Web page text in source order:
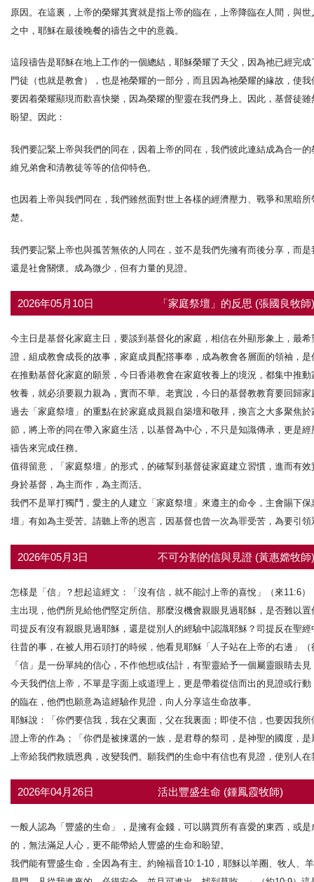
原因。在這裏，上帝的榮耀其實就是指上帝的臨在，上帝降臨在人間，與
之中，耶穌在最後晚餐的禱告之中的意義。
這段禱告是耶穌在地上工作的一個總結，耶穌榮耀了天父，因為祂已經完
門徒（也就是教會），也是祂榮耀的一部分，而且因為祂榮耀的緣故，使
要因着榮耀顯現而歡喜快樂，因為榮耀的聖靈在我們身上。因此，基督徒
盼望。因此：
我們要記緊上帝與我們的同在，因着上帝的同在，我們彼此連結成為合一
維兄弟會和清教徒等等的信仰特色。
也因着上帝與我們同在，我們雖然面對世上各樣的經濟壓力、戰爭和黑暗
楚。
我們要記緊上帝也與孤苦無依的人同在，並不是我們先擁有而後分享，而
還是社會關懷。成為微少，但有力量的見證。
2026年05月10日 「家庭祭壇」的反思 (張國良牧
今主日是基督化家庭主日，要談到基督化的家庭，相信在外顯形象上，最
證，組成教會成長的故事，家庭成員配撘事奉，成為教會各層面的領袖，
在推動基督化家庭的願景，今日香港教會在家庭牧養上的境況，都集中推
牧養，就必須要親力親為，實而不華。老實說，今日的基督教教育要回歸
過去「家庭祭壇」的重點在於家庭成員親自築壇和敬拜，換言之大多聚焦
節，將上帝的同在帶入家庭生活，以基督為中心，不只是知識傳承，更是
禱告來完成任務。
值得留意，「家庭祭壇」的形式，的確幫到基督徒家庭建立習慣，進而有
身於基督，為主而作，為主而活。
我們不是單打獨鬥，愛主的人建立「家庭祭壇」來遵主的命令，主會賜下
壇」有如為主受苦。請聽上帝的恩言，因基督也曾一次為罪受苦，為要引
2026年05月3日 不可分割的信與見證 (黃惠嫦牧
怎樣是「信」？想起這經文：「沒有信，就不能討上帝的喜悅」（來11:6
主出現，他們所見給他們堅定所信。那麼沒機會親眼見過耶穌，是否難以置
司提反有沒有親眼見過耶穌，還是從別人的經驗中認識耶穌？司提反在聖
往昔的事，在被人用石頭打的時候，他看見耶穌「人子站在上帝的右邊」
「信」是一份單純的信心，不作他想或估計，有聖靈給予一個屬靈眼睛去
今天我們信上帝，不單是字面上或道理上，更是帶着從信而出的見證或行
的臨在，他們也願意為這經驗作見證，向人分享這生命故事。
耶穌說：「你們要信我，我在父裏面，父在我裏面；即使不信，也要因我
證上帝的作為；「你們是被揀選的一族，是君尊的祭司，是神聖的國度，
上帝給我們救贖恩典，改變我們。願我們的生命中有信也有見證，使別人
2026年04月26日 活出豐盛生命 (鍾鳳霞牧師)
一般人認為「豐盛的生命」，是擁有金錢，可以購買所有喜愛的東西，或
的，無法滿足人心，更不能帶給人豐盛的生命和盼望。
我們能有豐盛生命，全因為有主。約翰福音10:1-10，耶穌以羊圈、牧人